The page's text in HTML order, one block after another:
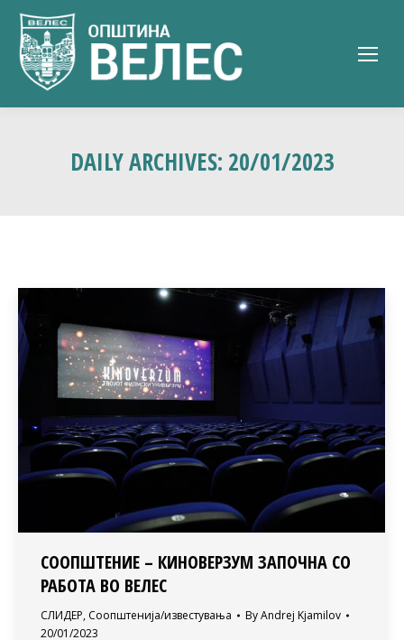
DAILY ARCHIVES: 20/01/2023
СООПШТЕНИЕ – КИНОВЕРЗУМ ЗАПОЧНА СО
РАБОТА ВО ВЕЛЕС
СЛИДЕР, Соопштенија/известувања ByAndrej Kjamilov
20/01/2023